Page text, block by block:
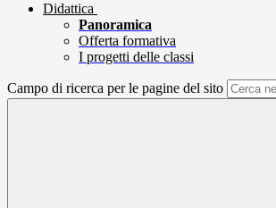
Didattica
Panoramica
Offerta formativa
I progetti delle classi
Campo di ricerca per le pagine del sito